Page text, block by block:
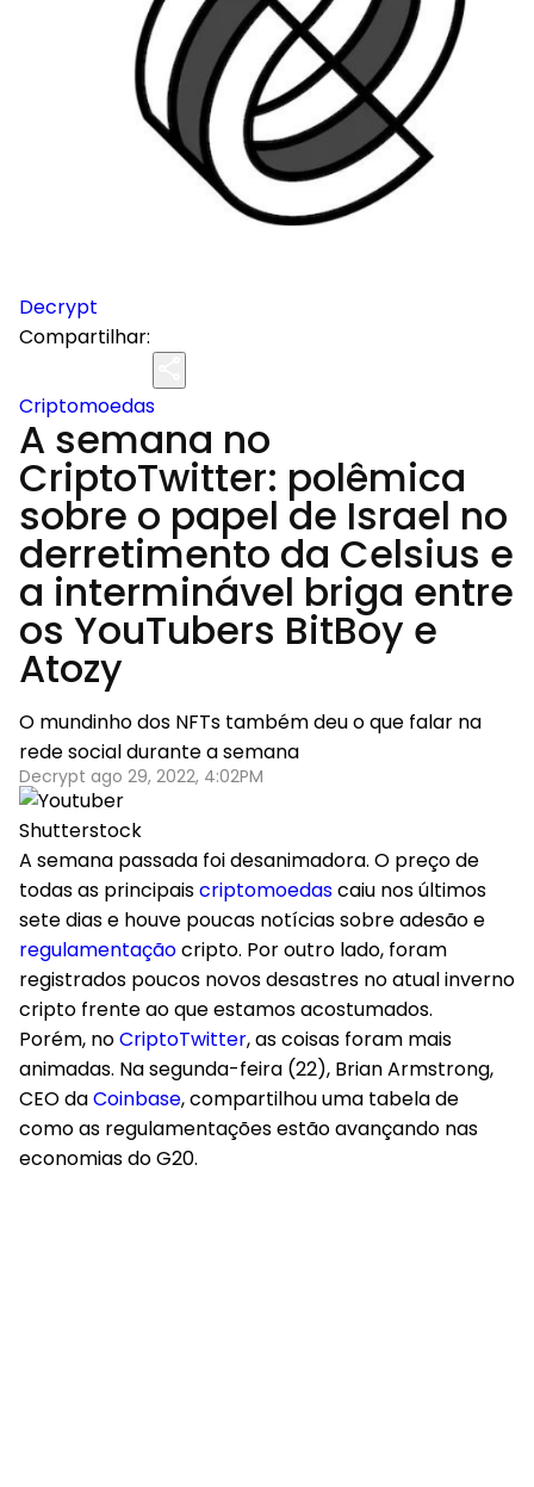
Decrypt
Compartilhar:
Criptomoedas
A semana no
CriptoTwitter: polêmica
sobre o papel de Israel no
derretimento da Celsius e
a interminável briga entre
os YouTubers BitBoy e
Atozy
O mundinho dos NFTs também deu o que falar na
rede social durante a semana
Decrypt ago 29, 2022, 4:02PM
Shutterstock
A semana passada foi desanimadora. O preço de
todas as principaiscriptomoedascaiu nos últimos
sete dias e houve poucas notícias sobre adesão e
regulamentaçãocripto. Por outro lado, foram
registrados poucos novos desastres no atual inverno
cripto frente ao que estamos acostumados.
Porém, noCriptoTwitter, as coisas foram mais
animadas. Na segunda-feira (22), Brian Armstrong,
CEO daCoinbase, compartilhou uma tabela de
como as regulamentações estão avançando nas
economias do G20.